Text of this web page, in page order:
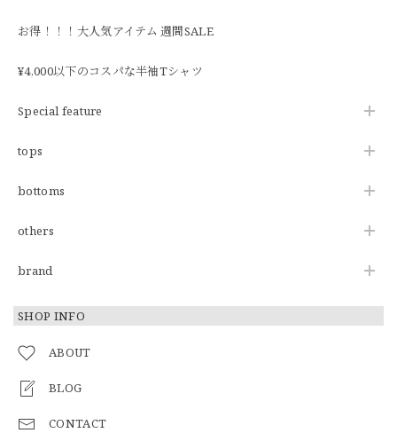
お得！！！大人気アイテム 週間SALE
¥4,000以下のコスパな半袖Tシャツ
Special feature
tops
bottoms
others
brand
SHOP INFO
ABOUT
BLOG
CONTACT